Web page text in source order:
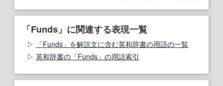
「Funds」に関連する表現一覧
「Funds」を解説文に含む英和辞書の用語の一覧
英和辞書の「Funds」の用語索引